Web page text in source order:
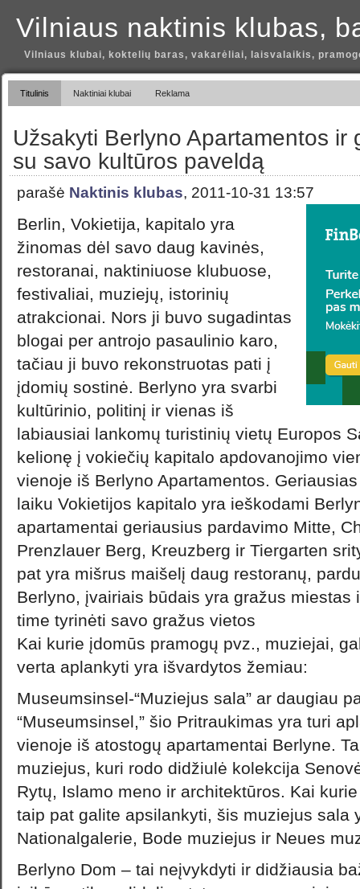
Vilniaus naktinis klubas,
Vilniaus klubai, koktelių baras, vakarėliai, laisvalaikis,
Titulinis Naktiniai klubai Reklama
Užsakyti Berlyno Apartamentos ir
su savo kultūros paveldą
parašė Naktinis klubas, 2011-10-31 13:57
Berlin, Vokietija, kapitalo yra
žinomas dėl savo daug kavinės,
restoranai, naktiniuose klubuose,
festivaliai, muziejų, istorinių
atrakcionai. Nors ji buvo sugadintas
blogai per antrojo pasaulinio karo,
tačiau ji buvo rekonstruotas pati į
įdomių sostinė. Berlyno yra svarbi
kultūrinio, politinį ir vienas iš
labiausiai lankomų turistinių vietų Europos
kelionę į vokiečių kapitalo apdovanojimo
vienoje iš Berlyno Apartamentos.
laiku Vokietijos kapitalo yra ieškodami
apartamentai geriausius pardavimo Mitte,
Prenzlauer Berg, Kreuzberg ir Tiergarten
pat yra mišrus maišelį daug restoranų,
Berlyno, įvairiais būdais yra gražus miestas
time tyrinėti savo gražus vietos
Kai kurie įdomūs pramogų pvz., muziejai,
verta aplankyti yra išvardytos žemiau:
Museumsinsel-“Muziejus sala” ar daugiau
“Museumsinsel,” šio Pritraukimas yra turi
vienoje iš atostogų apartamentai Berlyne.
muziejus, kuri rodo didžiulė kolekcija
Rytų, Islamo meno ir architektūros. Kai
taip pat galite apsilankyti, šis muziejus sala
Nationalgalerie, Bode muziejus ir Neues
Berlyno Dom – tai neįvykdyti ir didžiausia